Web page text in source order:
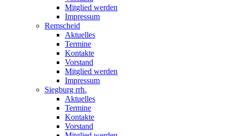
Mitglied werden
Impressum
Remscheid
Aktuelles
Termine
Kontakte
Vorstand
Mitglied werden
Impressum
Siegburg rrh.
Aktuelles
Termine
Kontakte
Vorstand